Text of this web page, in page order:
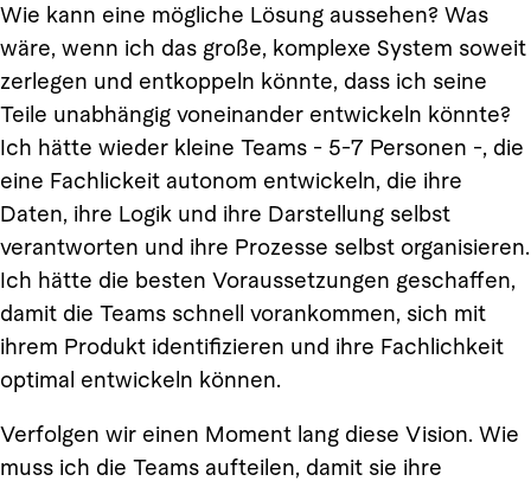
Wie kann eine mögliche Lösung aussehen? Was
wäre, wenn ich das große, komplexe System soweit
zerlegen und entkoppeln könnte, dass ich seine
Teile unabhängig voneinander entwickeln könnte?
Ich hätte wieder kleine Teams - 5-7 Personen -, die
eine Fachlickeit autonom entwickeln, die ihre
Daten, ihre Logik und ihre Darstellung selbst
verantworten und ihre Prozesse selbst organisieren.
Ich hätte die besten Voraussetzungen geschaffen,
damit die Teams schnell vorankommen, sich mit
ihrem Produkt identifizieren und ihre Fachlichkeit
optimal entwickeln können.
Verfolgen wir einen Moment lang diese Vision. Wie
muss ich die Teams aufteilen, damit sie ihre